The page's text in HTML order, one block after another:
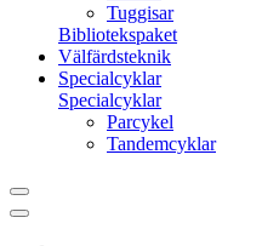
Tuggisar
Bibliotekspaket
Välfärdsteknik
Specialcyklar
Specialcyklar
Parcykel
Tandemcyklar